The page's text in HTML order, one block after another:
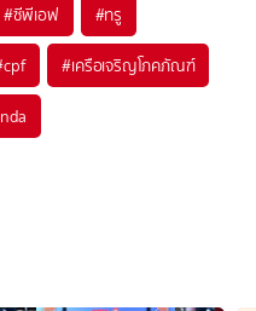
#ซีพีเอฟ #ทรู
cpf #เครือเจริญโภคภัณฑ์